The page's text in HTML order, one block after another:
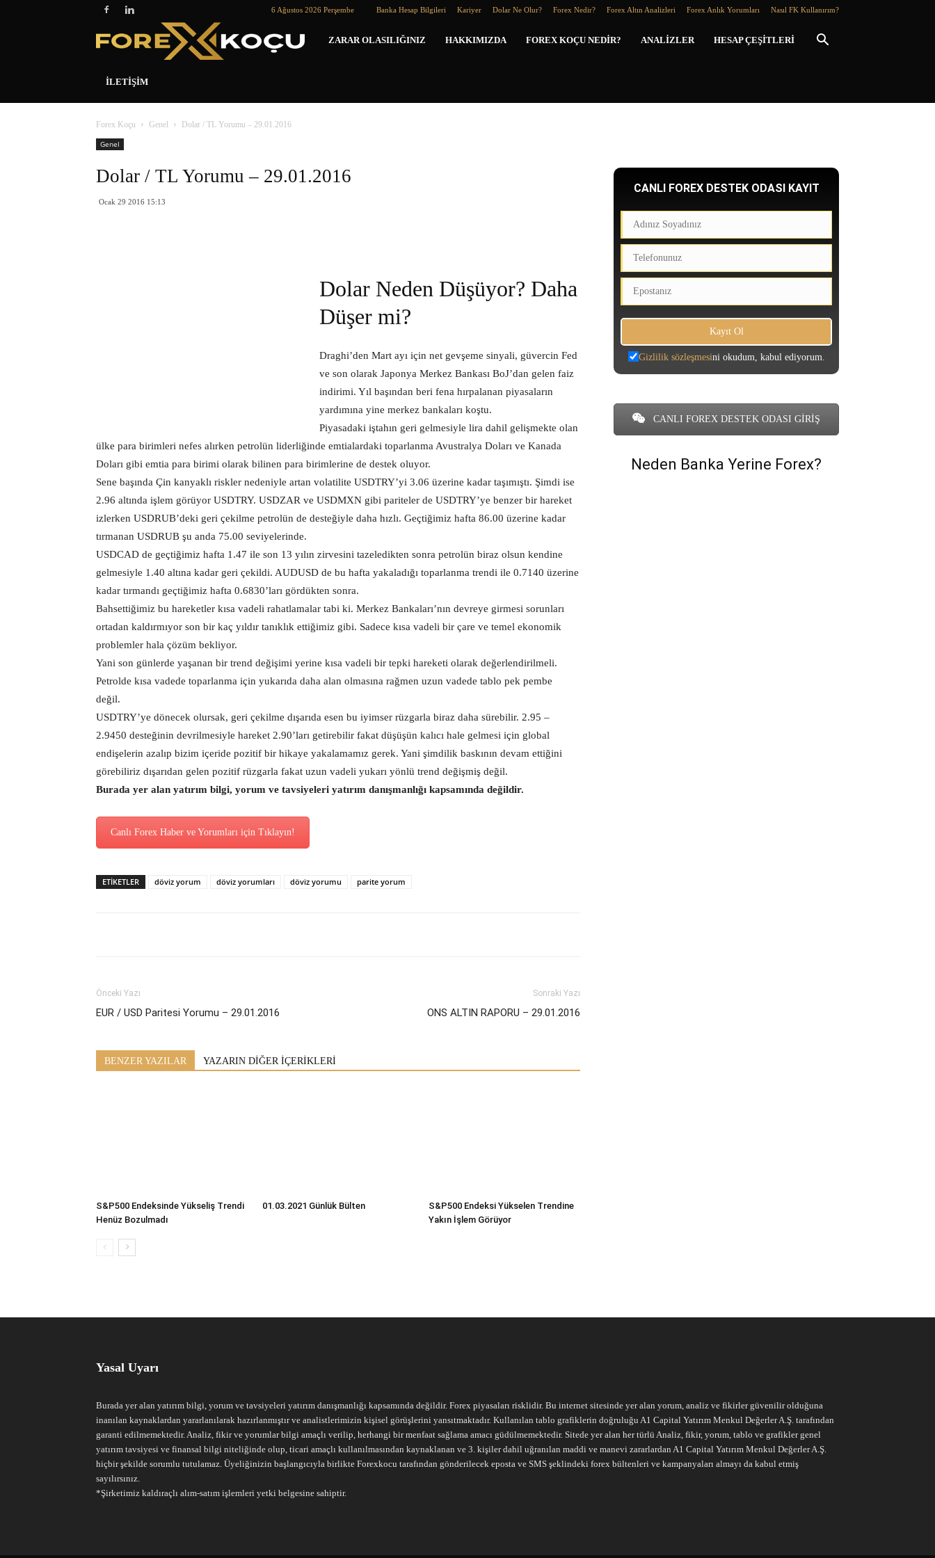
6 Ağustos 2026 Perşembe Banka Hesap Bilgileri Kariyer Dolar Ne Olur? Forex Nedir? Forex Altın Analizleri Forex Anlık Yorumları Nasıl FK Kullanırım?
Forex
ZARAR OLASILIĞINIZ HAKKIMIZDA FOREX KOÇU NEDIR? ANALIZLER HESAP ÇEŞITLERI
İLETIŞIM
Forex Koçu Genel
Dolar / TL Yorumu – 29.01.2016
Genel
Dolar / TL Yorumu – 29.01.2016
Ocak 29 2016 15:13
Dolar Neden Düşüyor? Daha
Düşer mi?
Draghi’den Mart ayı için net gevşeme sinyali, güvercin Fed
ve son olarak Japonya Merkez Bankası BoJ’dan gelen faiz
indirimi. Yıl başından beri fena hırpalanan piyasaların
yardımına yine merkez bankaları koştu.
Piyasadaki iştahın geri gelmesiyle lira dahil gelişmekte olan
ülke para birimleri nefes alırken petrolün liderliğinde emtialardaki toparlanma Avustralya Doları ve Kanada
Doları gibi emtia para birimi olarak bilinen para birimlerine de destek oluyor.
Sene başında Çin kanyaklı riskler nedeniyle artan volatilite USDTRY’yi 3.06 üzerine kadar taşımıştı. Şimdi ise
2.96 altında işlem görüyor USDTRY. USDZAR ve USDMXN gibi pariteler de USDTRY’ye benzer bir hareket
izlerken USDRUB’deki geri çekilme petrolün de desteğiyle daha hızlı. Geçtiğimiz hafta 86.00 üzerine kadar
tırmanan USDRUB şu anda 75.00 seviyelerinde.
USDCAD de geçtiğimiz hafta 1.47 ile son 13 yılın zirvesini tazeledikten sonra petrolün biraz olsun kendine
gelmesiyle 1.40 altına kadar geri çekildi. AUDUSD de bu hafta yakaladığı toparlanma trendi ile 0.7140 üzerine
kadar tırmandı geçtiğimiz hafta 0.6830’ları gördükten sonra.
Bahsettiğimiz bu hareketler kısa vadeli rahatlamalar tabi ki. Merkez Bankaları’nın devreye girmesi sorunları
ortadan kaldırmıyor son bir kaç yıldır tanıklık ettiğimiz gibi. Sadece kısa vadeli bir çare ve temel ekonomik
problemler hala çözüm bekliyor.
Yani son günlerde yaşanan bir trend değişimi yerine kısa vadeli bir tepki hareketi olarak değerlendirilmeli.
Petrolde kısa vadede toparlanma için yukarıda daha alan olmasına rağmen uzun vadede tablo pek pembe
değil.
USDTRY’ye dönecek olursak, geri çekilme dışarıda esen bu iyimser rüzgarla biraz daha sürebilir. 2.95 –
2.9450 desteğinin devrilmesiyle hareket 2.90’ları getirebilir fakat düşüşün kalıcı hale gelmesi için global
endişelerin azalıp bizim içeride pozitif bir hikaye yakalamamız gerek. Yani şimdilik baskının devam ettiğini
görebiliriz dışarıdan gelen pozitif rüzgarla fakat uzun vadeli yukarı yönlü trend değişmiş değil.
Burada yer alan yatırım bilgi, yorum ve tavsiyeleri yatırım danışmanlığı kapsamında değildir.
Canlı Forex Haber ve Yorumları için Tıklayın!
ETİKETLER döviz yorum döviz yorumları döviz yorumu parite yorum
Önceki Yazı
EUR / USD Paritesi Yorumu – 29.01.2016
Sonraki Yazı
ONS ALTIN RAPORU – 29.01.2016
BENZER YAZILAR YAZARIN DİĞER İÇERİKLERİ
S&P500 Endeksinde Yükseliş Trendi
Henüz Bozulmadı
01.03.2021 Günlük Bülten
S&P500 Endeksi Yükselen Trendine
Yakın İşlem Görüyor
CANLI FOREX DESTEK ODASI KAYIT
Gizlilik sözleşmesini okudum, kabul ediyorum.
CANLI FOREX DESTEK ODASI GİRİŞ
Neden Banka Yerine Forex?
Yasal Uyarı
Burada yer alan yatırım bilgi, yorum ve tavsiyeleri yatırım danışmanlığı kapsamında değildir. Forex piyasaları risklidir. Bu internet sitesinde yer alan yorum, analiz ve fikirler güvenilir olduğuna
inanılan kaynaklardan yararlanılarak hazırlanmıştır ve analistlerimizin kişisel görüşlerini yansıtmaktadır. Kullanılan tablo grafiklerin doğruluğu A1 Capital Yatırım Menkul Değerler A.Ş. tarafından
garanti edilmemektedir. Analiz, fikir ve yorumlar bilgi amaçlı verilip, herhangi bir menfaat sağlama amacı güdülmemektedir. Sitede yer alan her türlü Analiz, fikir, yorum, tablo ve grafikler genel
yatırım tavsiyesi ve finansal bilgi niteliğinde olup, ticari amaçlı kullanılmasından kaynaklanan ve 3. kişiler dahil uğranılan maddi ve manevi zararlardan A1 Capital Yatırım Menkul Değerler A.Ş.
hiçbir şekilde sorumlu tutulamaz. Üyeliğinizin başlangıcıyla birlikte Forexkocu tarafından gönderilecek eposta ve SMS şeklindeki forex bültenleri ve kampanyaları almayı da kabul etmiş
sayılırsınız.
*Şirketimiz kaldıraçlı alım-satım işlemleri yetki belgesine sahiptir.